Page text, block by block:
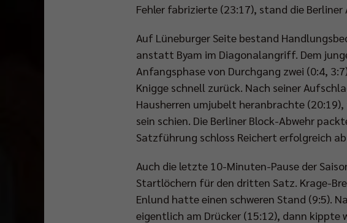
Fehler fabrizierte (23:17), stand die
Auf Lüneburger Seite bestand
anstatt Byam im Diagonalangriff. Dem
Anfangsphase von Durchgang zwei (0:4,
Knigge schnell zurück. Nach seiner
Hausherren umjubelt heranbrachte
sein schien. Die Berliner Block-Abwehr
Satzführung schloss Reichert erfolgreich
Auch die letzte 10-Minuten-Pause der
Startlöchern für den dritten Satz. Krage-
Enlund hatte einen schweren Stand (9:5).
eigentlich am Drücker (15:12), dann kippte